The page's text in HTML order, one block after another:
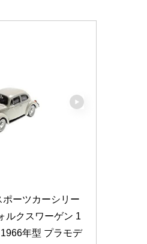
ポーツカーシリー
ルクスワーゲン 1
年型 プラモデ